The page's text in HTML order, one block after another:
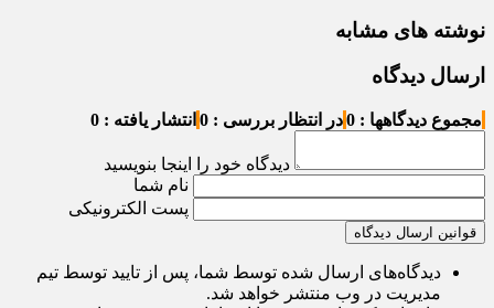
نوشته های مشابه
ارسال دیدگاه
مجموع دیدگاهها : 0 در انتظار بررسی : 0 انتشار یافته : 0
دیدگاه خود را اینجا بنویسید
نام شما
پست الکترونیکی
قوانین ارسال دیدگاه
دیدگاه‌های ارسال شده توسط شما، پس از تایید توسط تیم
مدیریت در وب منتشر خواهد شد.